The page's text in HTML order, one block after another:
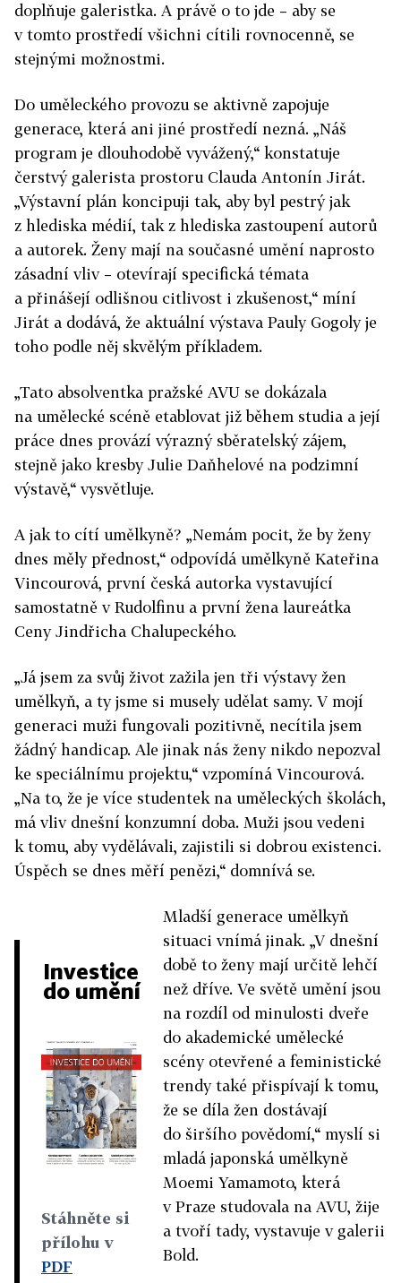
doplňuje galeristka. A právě o to jde – aby se
v tomto prostředí všichni cítili rovnocenně, se
stejnými možnostmi.
Do uměleckého provozu se aktivně zapojuje
generace, která ani jiné prostředí nezná. „Náš
program je dlouhodobě vyvážený,“ konstatuje
čerstvý galerista prostoru Clauda Antonín Jirát.
„Výstavní plán koncipuji tak, aby byl pestrý jak
z hlediska médií, tak z hlediska zastoupení autorů
a autorek. Ženy mají na současné umění naprosto
zásadní vliv – otevírají specifická témata
a přinášejí odlišnou citlivost i zkušenost,“ míní
Jirát a dodává, že aktuální výstava Pauly Gogoly je
toho podle něj skvělým příkladem.
„Tato absolventka pražské AVU se dokázala
na umělecké scéně etablovat již během studia a její
práce dnes provází výrazný sběratelský zájem,
stejně jako kresby Julie Daňhelové na podzimní
výstavě,“ vysvětluje.
A jak to cítí umělkyně? „Nemám pocit, že by ženy
dnes měly přednost,“ odpovídá umělkyně Kateřina
Vincourová, první česká autorka vystavující
samostatně v Rudolfinu a první žena laureátka
Ceny Jindřicha Chalupeckého.
„Já jsem za svůj život zažila jen tři výstavy žen
umělkyň, a ty jsme si musely udělat samy. V mojí
generaci muži fungovali pozitivně, necítila jsem
žádný handicap. Ale jinak nás ženy nikdo nepozval
ke speciálnímu projektu,“ vzpomíná Vincourová.
„Na to, že je více studentek na uměleckých školách,
má vliv dnešní konzumní doba. Muži jsou vedeni
k tomu, aby vydělávali, zajistili si dobrou existenci.
Úspěch se dnes měří penězi,“ domnívá se.
Investice
do umění
Stáhněte si
přílohu v
PDF
Mladší generace umělkyň
situaci vnímá jinak. „V dnešní
době to ženy mají určitě lehčí
než dříve. Ve světě umění jsou
na rozdíl od minulosti dveře
do akademické umělecké
scény otevřené a feministické
trendy také přispívají k tomu,
že se díla žen dostávají
do širšího povědomí,“ myslí si
mladá japonská umělkyně
Moemi Yamamoto, která
v Praze studovala na AVU, žije
a tvoří tady, vystavuje v galerii
Bold.